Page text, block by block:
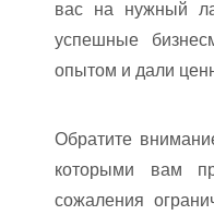
вас на нужный
успешные
опытом и дали
Обратите
которыми вам
сожаления